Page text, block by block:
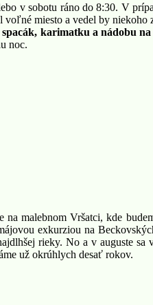
v sobotu ráno do 8:30. V
miesto a vedel by
karimatku a nádobu
noc.
malebnom Vršatci, kde
exkurziou na
rieky. No a v auguste sa
už okrúhlych desať rokov.